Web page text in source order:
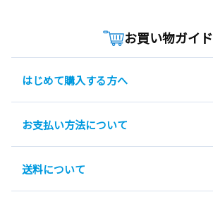
お買い物ガイド
はじめて購入する方へ
お支払い方法について
送料について